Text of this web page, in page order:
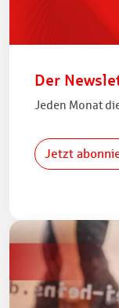
Der
Jeden Monat
Jetzt